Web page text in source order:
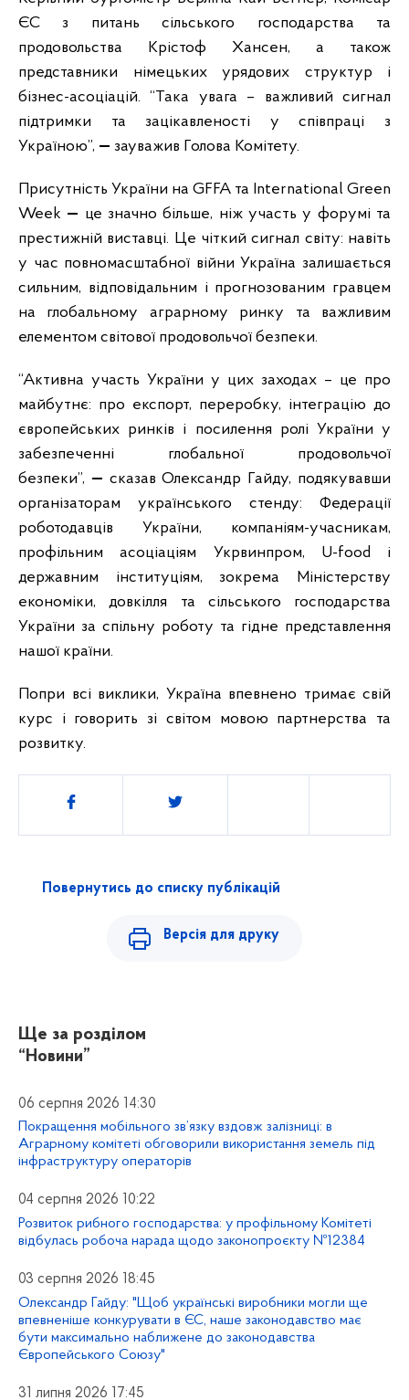
ЄС з питань сільського господарства та
продовольства Крістоф Хансен, а також
представники німецьких урядових структур і
бізнес-асоціацій. “Така увага – важливий сигнал
підтримки та зацікавленості у співпраці з
Україною”, — зауважив Голова Комітету.
Присутність України на GFFA та International Green
Week — це значно більше, ніж участь у форумі та
престижній виставці. Це чіткий сигнал світу: навіть
у час повномасштабної війни Україна залишається
сильним, відповідальним і прогнозованим гравцем
на глобальному аграрному ринку та важливим
елементом світової продовольчої безпеки.
“Активна участь України у цих заходах – це про
майбутнє: про експорт, переробку, інтеграцію до
європейських ринків і посилення ролі України у
забезпеченні глобальної продовольчої
безпеки”, — сказав Олександр Гайду, подякувавши
організаторам українського стенду: Федерації
роботодавців України, компаніям-учасникам,
профільним асоціаціям Укрвинпром, U-food і
державним інституціям, зокрема Міністерству
економіки, довкілля та сільського господарства
України за спільну роботу та гідне представлення
нашої країни.
Попри всі виклики, Україна впевнено тримає свій
курс і говорить зі світом мовою партнерства та
розвитку.
Поділитись
Повернутись до списку публікацій
Версія для друку
Ще за розділом
“Новини”
06 серпня 2026 14:30
Покращення мобільного зв’язку вздовж залізниці: в
Аграрному комітеті обговорили використання земель під
інфраструктуру операторів
04 серпня 2026 10:22
Розвиток рибного господарства: у профільному Комітеті
відбулась робоча нарада щодо законопроєкту №12384
03 серпня 2026 18:45
Олександр Гайду: "Щоб українські виробники могли ще
впевненіше конкурувати в ЄС, наше законодавство має
бути максимально наближене до законодавства
Європейського Союзу"
31 липня 2026 17:45